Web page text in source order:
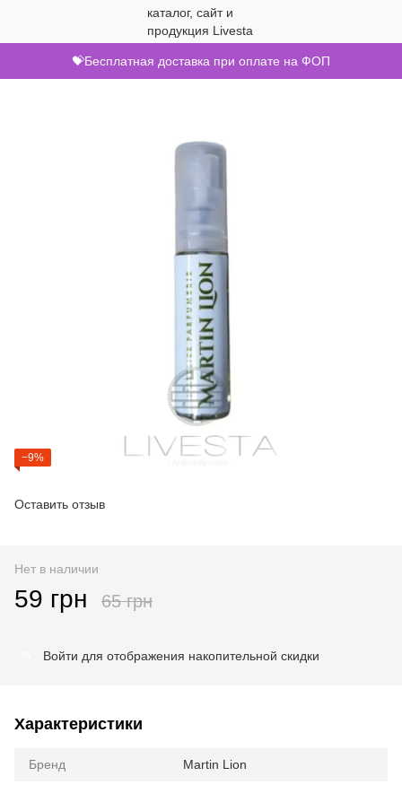
💝Бесплатная доставка при оплате на ФОП
−9%
Оставить отзыв
Нет в наличии
59 грн 65 грн
Войти для отображения накопительной скидки
Характеристики
Бренд Martin Lion